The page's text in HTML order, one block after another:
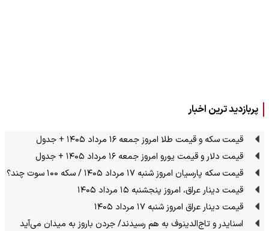
پربازدید ترین اخبار
قیمت سکه و قیمت طلا امروز جمعه ۱۶ مرداد ۱۴۰۵ + جدول
قیمت دلار و قیمت یورو امروز جمعه ۱۶ مرداد ۱۴۰۵ + جدول
قیمت سکه پارسیان امروز شنبه ۱۷ مرداد ۱۴۰۵ / سکه ۱۰۰ سوت چند؟
قیمت دینار عراق، امروز پنجشنبه ۱۵ مرداد ۱۴۰۵
قیمت دینار عراق امروز شنبه ۱۷ مرداد ۱۴۰۵
اسنایدر و تاج‌الدینوف به هم رسیدند/ جردن باروز به میدان می‌آید